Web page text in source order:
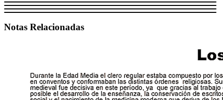
Notas Relacionadas